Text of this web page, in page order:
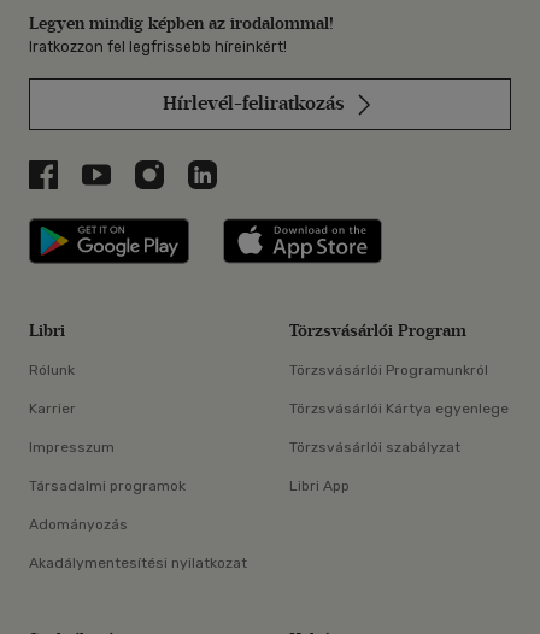
Legyen mindig képben az irodalommal!
Iratkozzon fel legfrissebb híreinkért!
Hírlevél-feliratkozás
Libri a Facebookon
Libri a Youtube-on
Libri az Instagramon
Libri a LinkedInen
Libri applikáció Szerezd meg: Google
Libri
Rólunk
Karrier
Impresszum
Társadalmi programok
Adományozás
Akadálymentesítési nyilatkozat
Törzsvásárlói Program
Törzsvásárlói Programunkról
Törzsvásárlói Kártya egyenlege
Törzsvásárlói szabályzat
Libri App